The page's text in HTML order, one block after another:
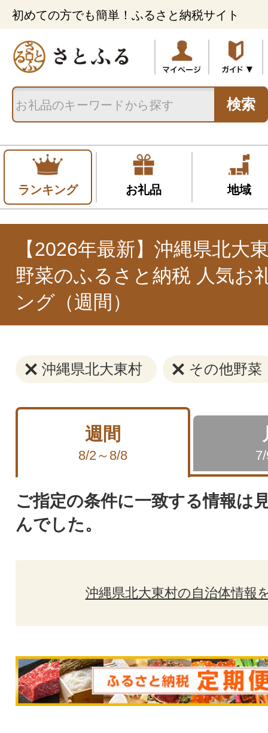
初めての方でも簡単！ふるさと納税サイト
検索
ランキング お礼品 地域
【2026年最新】沖縄県北大
野菜のふるさと納税 人気お
ング（週間）
沖縄県北大東村 その他野菜
週間
8/2～8/8
ご指定の条件に一致する情報は
んでした。
沖縄県北大東村の自治体情報